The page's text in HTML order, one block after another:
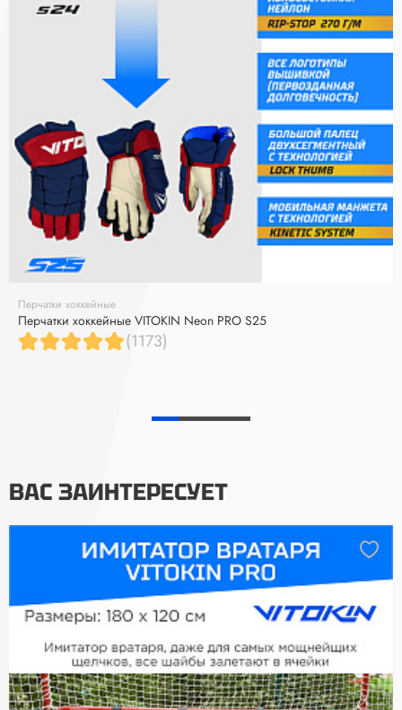
Перчатки хоккейные
Перчатки хоккейные VITOKIN Neon PRO S25
(1173)
ВАС ЗАИНТЕРЕСУЕТ